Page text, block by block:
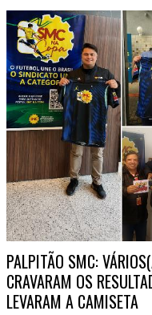
PALPITÃO SMC:
CRAVARAM OS
LEVARAM A CAMISETA